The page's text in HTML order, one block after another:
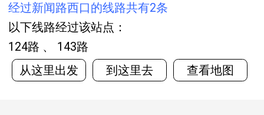
经过新闻路西口的线路共有2条
以下线路经过该站点：
124路 、 143路
从这里出发
到这里去 查看地图